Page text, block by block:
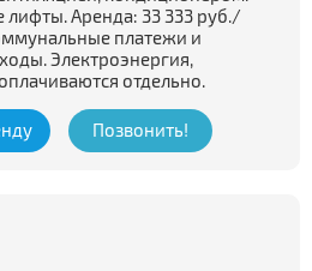
Аренда: 33 333 руб./
платежи и
Электроэнергия,
отдельно.
Позвонить!